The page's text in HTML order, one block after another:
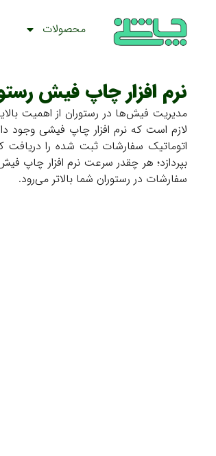
محصولات
نرم افزار چاپ فیش
مدیریت فیش‌ها در رستوران از اهمیت
لازم است که نرم افزار چاپ فیشی وجود
اتوماتیک سفارشات ثبت شده را
بپردازد؛ هر چقدر سرعت نرم افزار چاپ
سفارشات در رستوران شما بالا‌تر می‌رود.